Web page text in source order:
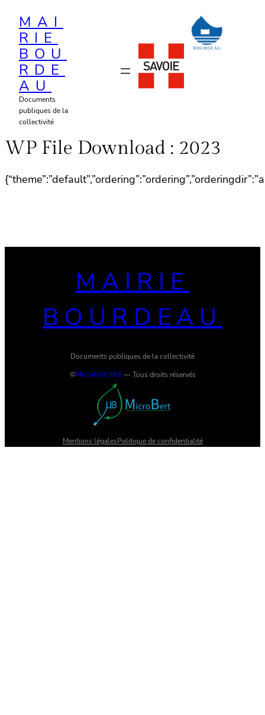
contenu
MAI
RIE
BOU
RDE
AU
Documents
publiques de la
collectivité
WP File Download : 2023
MAIRIE
BOURDEAU
Documents publiques de la collectivité
©MicroBert SAS— Tous droits réservés
Mentions légalesPolitique de confidentialité